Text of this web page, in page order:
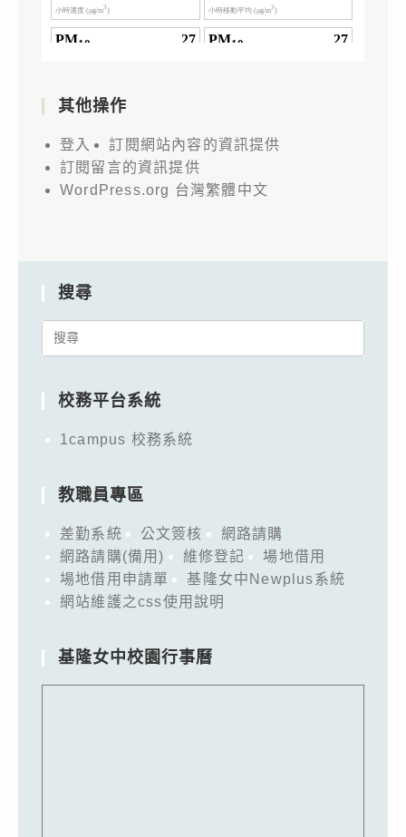
其他操作
登入
訂閱網站內容的資訊提供
訂閱留言的資訊提供
WordPress.org 台灣繁體中文
搜尋
Search
校務平台系統
1campus 校務系統
教職員專區
差勤系統 公文簽核
網路請購
網路請購(備用)
維修登記
場地借用
場地借用申請單
基隆女中Newplus系統
網站維護之css使用說明
基隆女中校園行事曆